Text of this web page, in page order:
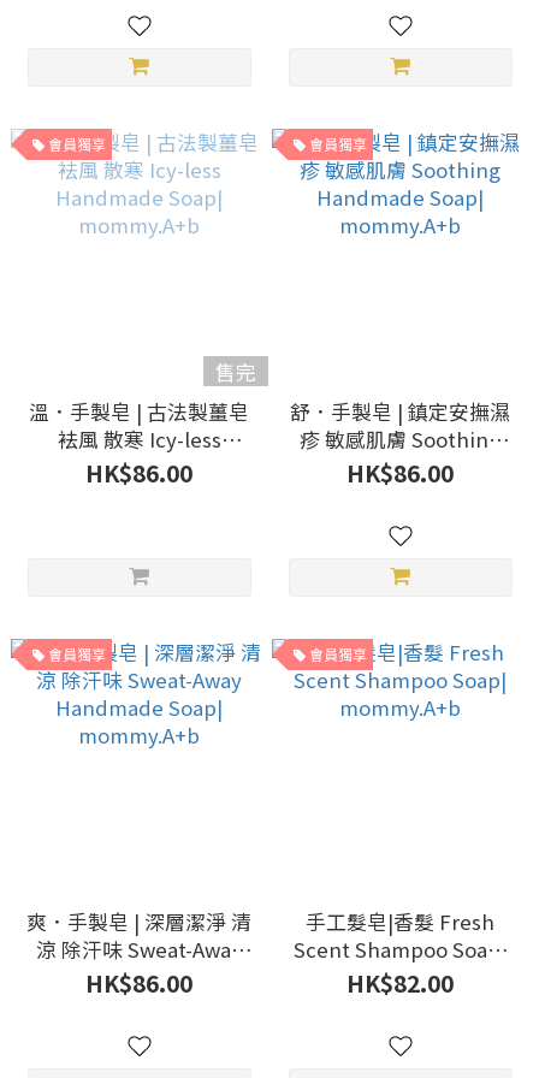
會員獨享
售完
溫．手製皂 | 古法製薑皂
袪風 散寒 Icy-less
Handmade Soap|
mommy.A+b
HK$86.00
會員獨享
舒．手製皂 | 鎮定安撫濕
疹 敏感肌膚 Soothing
Handmade Soap|
mommy.A+b
HK$86.00
會員獨享
爽．手製皂 | 深層潔淨 清
涼 除汗味 Sweat-Away
Handmade Soap|
mommy.A+b
HK$86.00
會員獨享
手工髮皂|香髮 Fresh
Scent Shampoo Soap|
mommy.A+b
HK$82.00